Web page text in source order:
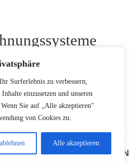
Surferlebnis zu verbessern,
einzusetzen und unseren
Sie auf „Alle akzeptieren"
von Cookies zu.
Alle akzeptieren
beim Sprachenlernen.
Belohnungssystem,
macht: